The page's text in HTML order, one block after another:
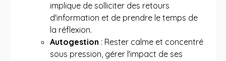
implique de solliciter des retours
d'information et de prendre le temps de
la réflexion.
Autogestion : Rester calme et concentré
sous pression, gérer l'impact de ses